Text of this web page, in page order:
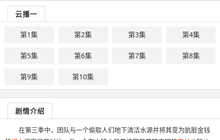
云播一
第1集 第2集 第3集 第4集
第5集 第6集 第7集 第8集
第9集 第10集
剧情介绍
在第三季中，团队与一个偷取人们地下清洁水源并将其变为肮脏金钱